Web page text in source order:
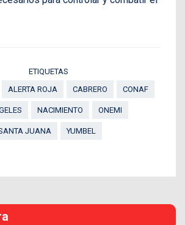
ETIQUETAS
ALERTA ROJA CABRERO CONAF
NACIMIENTO ONEMI
JUANA YUMBEL